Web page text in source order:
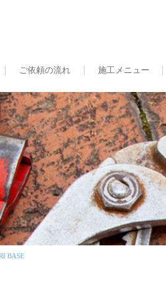
ご依頼の流れ 施工メニュー
BASE